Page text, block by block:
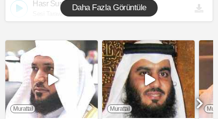
Hasr Suresi
Sesi Taraweeh Makkah 1430
Daha Fazla Görüntüle
Murattal Murattal